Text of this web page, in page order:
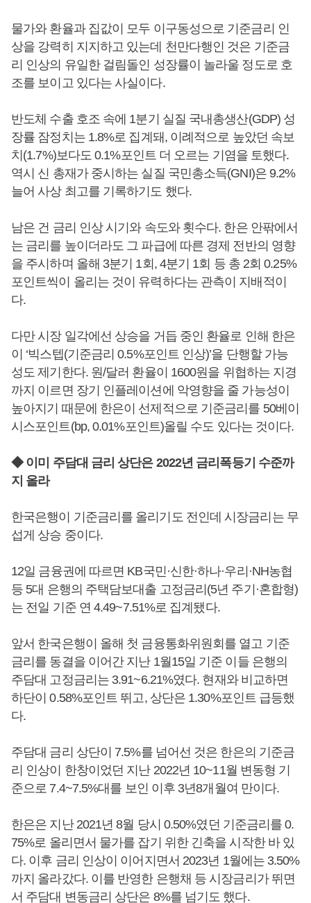
물가와 환율과 집값이 모두 이구동성으로 기준금리 인
상을 강력히 지지하고 있는데 천만다행인 것은 기준금
리 인상의 유일한 걸림돌인 성장률이 놀라울 정도로 호
조를 보이고 있다는 사실이다.
반도체 수출 호조 속에 1분기 실질 국내총생산(GDP) 성
장률 잠정치는 1.8%로 집계돼, 이례적으로 높았던 속보
치(1.7%)보다도 0.1%포인트 더 오르는 기염을 토했다.
역시 신 총재가 중시하는 실질 국민총소득(GNI)은 9.2%
늘어 사상 최고를 기록하기도 했다.
남은 건 금리 인상 시기와 속도와 횟수다. 한은 안팎에서
는 금리를 높이더라도 그 파급에 따른 경제 전반의 영향
을 주시하며 올해 3분기 1회, 4분기 1회 등 총 2회 0.25%
포인트씩이 올리는 것이 유력하다는 관측이 지배적이
다.
다만 시장 일각에선 상승을 거듭 중인 환율로 인해 한은
이 ‘빅스텝(기준금리 0.5%포인트 인상)’을 단행할 가능
성도 제기한다. 원/달러 환율이 1600원을 위협하는 지경
까지 이르면 장기 인플레이션에 악영향을 줄 가능성이
높아지기 때문에 한은이 선제적으로 기준금리를 50베이
시스포인트(bp, 0.01%포인트)올릴 수도 있다는 것이다.
◆ 이미 주담대 금리 상단은 2022년 금리폭등기 수준까
지 올라
한국은행이 기준금리를 올리기도 전인데 시장금리는 무
섭게 상승 중이다.
12일 금융권에 따르면 KB국민·신한·하나·우리·NH농협
등 5대 은행의 주택담보대출 고정금리(5년 주기·혼합형)
는 전일 기준 연 4.49~7.51%로 집계됐다.
앞서 한국은행이 올해 첫 금융통화위원회를 열고 기준
금리를 동결을 이어간 지난 1월15일 기준 이들 은행의
주담대 고정금리는 3.91~6.21%였다. 현재와 비교하면
하단이 0.58%포인트 뛰고, 상단은 1.30%포인트 급등했
다.
주담대 금리 상단이 7.5%를 넘어선 것은 한은의 기준금
리 인상이 한창이었던 지난 2022년 10~11월 변동형 기
준으로 7.4~7.5%대를 보인 이후 3년8개월여 만이다.
한은은 지난 2021년 8월 당시 0.50%였던 기준금리를 0.
75%로 올리면서 물가를 잡기 위한 긴축을 시작한 바 있
다. 이후 금리 인상이 이어지면서 2023년 1월에는 3.50%
까지 올라갔다. 이를 반영한 은행채 등 시장금리가 뛰면
서 주담대 변동금리 상단은 8%를 넘기도 했다.